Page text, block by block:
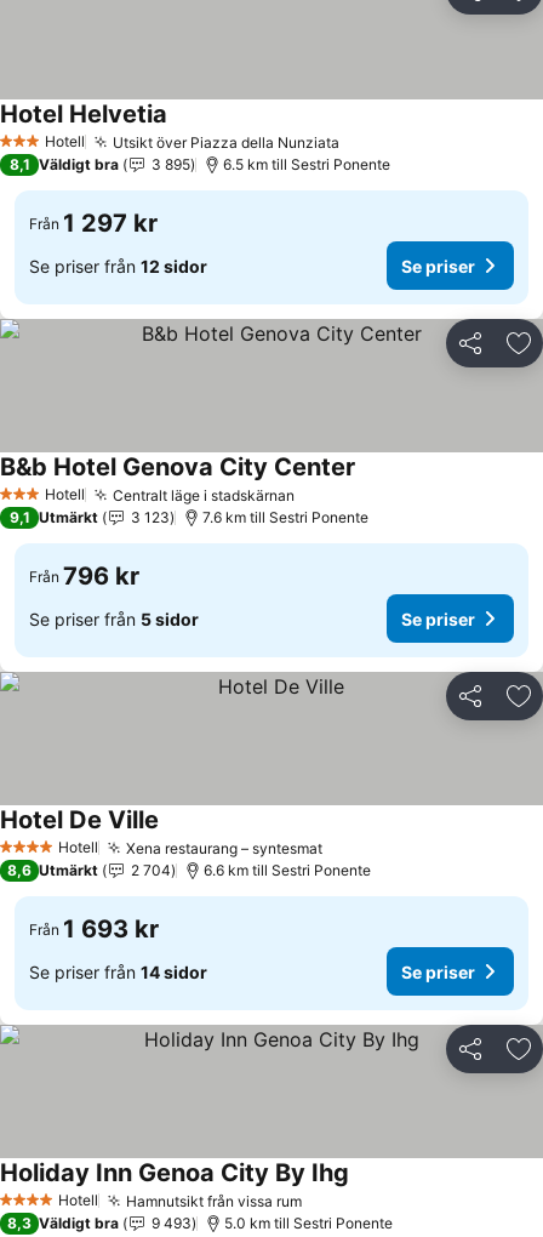
3 StjärnorHotell Utsikt över Piazza della Nunziata
Hotel Helvetia
8,1 Väldigt bra 3 895 6.5 km till Sestri Ponente
Från 1 297 kr
Se priser från 12 sidor Se priser
Dela
3 StjärnorHotell Centralt läge i stadskärnan
B&b Hotel Genova City Center
9,1 Utmärkt 3 123 7.6 km till Sestri Ponente
Från 796 kr
Se priser från 5 sidor Se priser
Dela
4 StjärnorHotell Xena restaurang – syntesmat
Hotel De Ville
8,6 Utmärkt 2 704 6.6 km till Sestri Ponente
Från 1 693 kr
Se priser från 14 sidor Se priser
Dela
4 StjärnorHotell Hamnutsikt från vissa rum
Holiday Inn Genoa City By Ihg
8,3 Väldigt bra 9 493 5.0 km till Sestri Ponente